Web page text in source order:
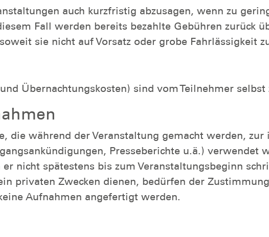
auch kurzfristig abzusagen, wenn zu
Fall werden bereits bezahlte Gebühren zurück
sie nicht auf Vorsatz oder grobe Fahrlässigkeit
Übernachtungskosten) sind vom Teilnehmer selbst
die während der Veranstaltung gemacht werden,
Presseberichte u.ä.) verwendet
nicht spätestens bis zum Veranstaltungsbeginn
privaten Zwecken dienen, bedürfen der
Aufnahmen angefertigt werden.